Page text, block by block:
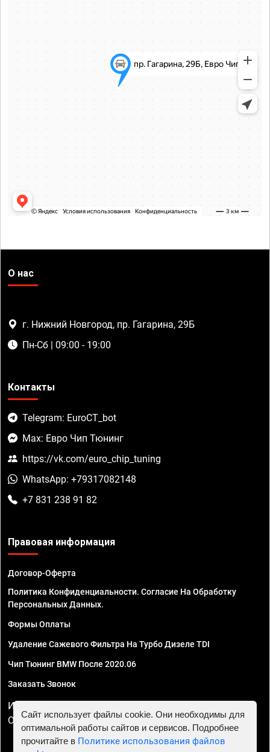
О нас
г. Нижний Новгород, пр. Гагарина, 29Б
Пн-Сб | 09:00 - 19:00
Контакты
Telegram: EuroCT_bot
Max: Евро Чип Тюнинг
https://vk.com/euro_chip_tuning
WhatsApp: +79317082148
+7 831 238 91 82
Правовая информация
Договор-Оферта
Политика Конфиденциальности. Согласие На Обработку
Персональных Данных.
Формы Оплаты
Удаление Сажевого Фильтра На Турбо Дизеле TDI
Чип Тюнинг BMW После 2020.06
Заказать Звонок
ИП Смирнов Георгий Павлович. ИНН 781302555843,
ОГРНИП 324470400032610
Сайт использует файлы cookie. Они необходимы для
оптимальной работы сайтов и сервисов. Подробнее
прочитайте в Политике использования файлов